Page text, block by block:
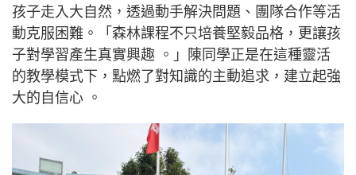
孩子走入大自然，透過動手解決問題、團隊合作等活
動克服困難。「森林課程不只培養堅毅品格，更讓孩
子對學習產生真實興趣 。」陳同學正是在這種靈活
的教學模式下，點燃了對知識的主動追求，建立起強
大的自信心 。